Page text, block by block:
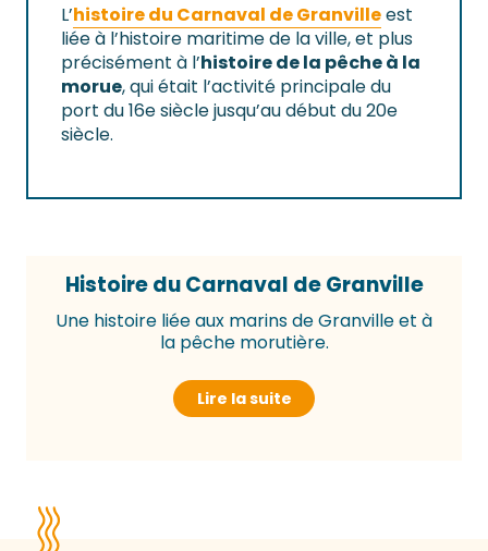
L’histoire du Carnaval de Granvilleest
liée à l’histoire maritime de la ville, et plus
précisément à l’histoire de la pêche à la
morue, qui était l’activité principale du
port du 16e siècle jusqu’au début du 20e
siècle.
Histoire du Carnaval de Granville
Une histoire liée aux marins de Granville et à
la pêche morutière.
Lire la suite